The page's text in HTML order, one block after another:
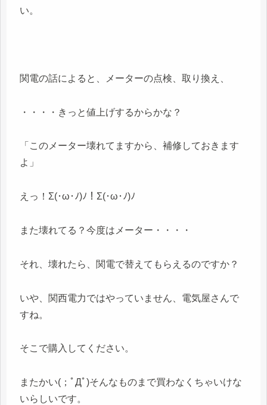
い。
関電の話によると、メーターの点検、取り換え、
・・・・きっと値上げするからかな？
「このメーター壊れてますから、補修しておきます
よ」
えっ！Σ(･ω･ﾉ)ﾉ！Σ(･ω･ﾉ)ﾉ
また壊れてる？今度はメーター・・・・
それ、壊れたら、関電で替えてもらえるのですか？
いや、関西電力ではやっていません、電気屋さんで
すね。
そこで購入してください。
またかい(；ﾟДﾟ)そんなものまで買わなくちゃいけな
いらしいです。